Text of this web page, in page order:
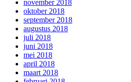
november 2018
oktober 2018
september 2018
augustus 2018
juli 2018
juni 2018
mei 2018
april 2018
maart 2018